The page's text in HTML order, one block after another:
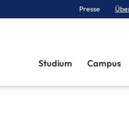
Presse
Studium Campus